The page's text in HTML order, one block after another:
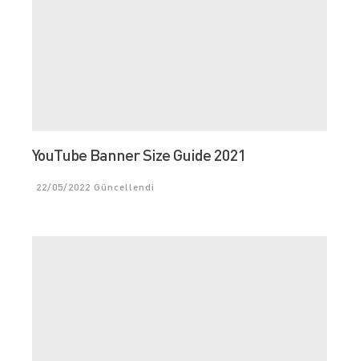
YouTube Banner Size Guide 2021
22/05/2022 Güncellendi